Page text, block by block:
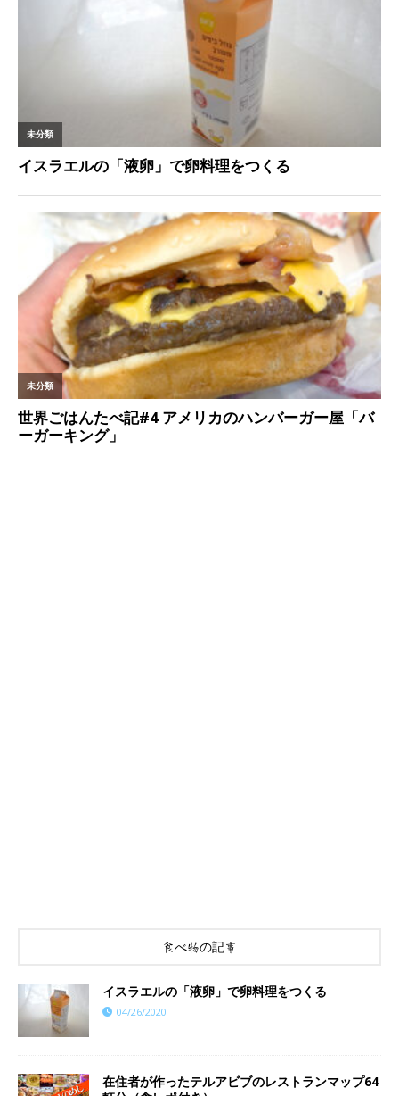
食べ物の記事
イスラエルの「液卵」で卵料理をつくる
04/26/2020
在住者が作ったテルアビブのレストランマップ64